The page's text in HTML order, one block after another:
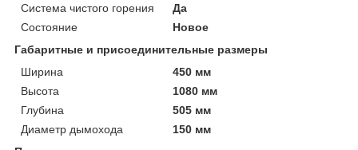
Система чистого горения
Да
Состояние
Новое
Габаритные и присоединительные размеры
Ширина
450 мм
Высота
1080 мм
Глубина
505 мм
Диаметр дымохода
150 мм